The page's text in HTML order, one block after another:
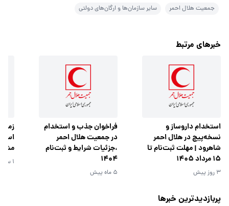
جمعیت هلال احمر سایر سازمان‌ها و ارگان‌های دولتی
خبرهای مرتبط
استخدام داروساز و
نسخه‌پیچ در هلال احمر
شاهرود | مهلت ثبت‌نام تا
15 مرداد 1405
3 روز پیش
فراخوان جذب و استخدام
در جمعیت هلال احمر
،جزئیات شرایط و ثبت‌نام
1404
5 ماه پیش
1 سال پیش
پربازدیدترین خبرها